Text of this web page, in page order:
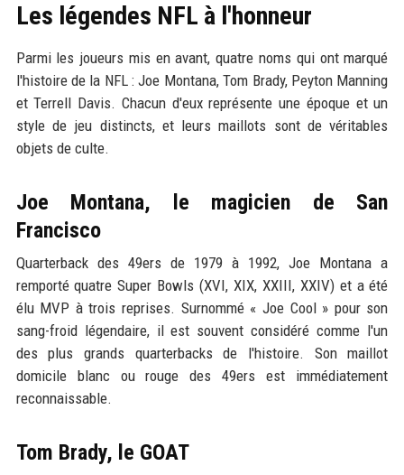
Les légendes NFL à l'honneur
Parmi les joueurs mis en avant, quatre noms qui ont marqué
l'histoire de la NFL : Joe Montana, Tom Brady, Peyton Manning
et Terrell Davis. Chacun d'eux représente une époque et un
style de jeu distincts, et leurs maillots sont de véritables
objets de culte.
Joe Montana, le magicien de San
Francisco
Quarterback des 49ers de 1979 à 1992, Joe Montana a
remporté quatre Super Bowls (XVI, XIX, XXIII, XXIV) et a été
élu MVP à trois reprises. Surnommé « Joe Cool » pour son
sang-froid légendaire, il est souvent considéré comme l'un
des plus grands quarterbacks de l'histoire. Son maillot
domicile blanc ou rouge des 49ers est immédiatement
reconnaissable.
Tom Brady, le GOAT